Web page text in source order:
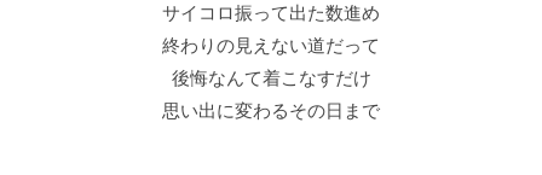
サイコロ振って出た数進め
終わりの見えない道だって
後悔なんて着こなすだけ
思い出に変わるその日まで